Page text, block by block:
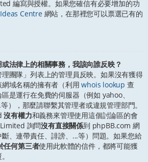
編寫與授權。如果您確信有必要增加的功
Centre網站，在那裡您可以票選已有的
法律上的相關事務，我該向誰反映？
團隊」列表上的管理員反映。如果沒有獲得
域名稱的擁有者（利用whois lookup 查
是運行在免費的伺服器（例如 yahoo、
），那麼請聯繫其管理者或違規管理部門。
沒有權力和義務來管理使用這個討論區的會
詢問沒有直接關係到 phpBB.com 網
、連帶責任、誹謗、...等）問題。如果您給
任何第三者使用此軟體的信件，都將可能獲